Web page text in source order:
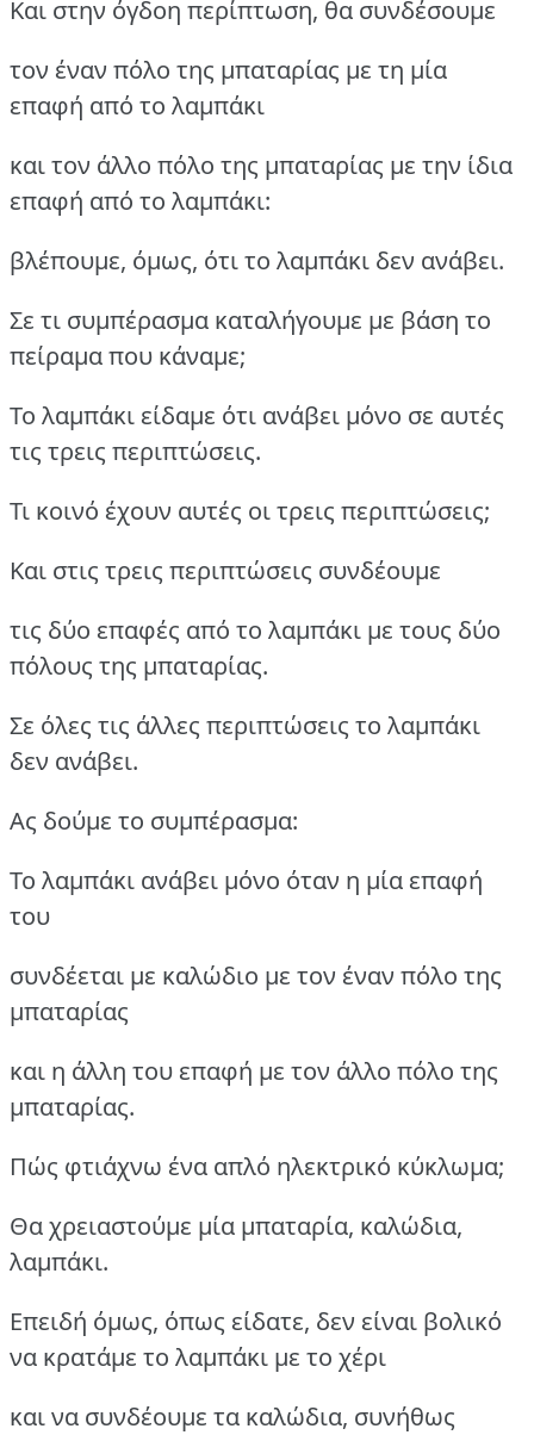
Και στην όγδοη περίπτωση, θα συνδέσουμε
τον έναν πόλο της μπαταρίας με τη μία
επαφή από το λαμπάκι
και τον άλλο πόλο της μπαταρίας με την ίδια
επαφή από το λαμπάκι:
βλέπουμε, όμως, ότι το λαμπάκι δεν ανάβει.
Σε τι συμπέρασμα καταλήγουμε με βάση το
πείραμα που κάναμε;
Το λαμπάκι είδαμε ότι ανάβει μόνο σε αυτές
τις τρεις περιπτώσεις.
Τι κοινό έχουν αυτές οι τρεις περιπτώσεις;
Και στις τρεις περιπτώσεις συνδέουμε
τις δύο επαφές από το λαμπάκι με τους δύο
πόλους της μπαταρίας.
Σε όλες τις άλλες περιπτώσεις το λαμπάκι
δεν ανάβει.
Ας δούμε το συμπέρασμα:
Το λαμπάκι ανάβει μόνο όταν η μία επαφή
του
συνδέεται με καλώδιο με τον έναν πόλο της
μπαταρίας
και η άλλη του επαφή με τον άλλο πόλο της
μπαταρίας.
Πώς φτιάχνω ένα απλό ηλεκτρικό κύκλωμα;
Θα χρειαστούμε μία μπαταρία, καλώδια,
λαμπάκι.
Επειδή όμως, όπως είδατε, δεν είναι βολικό
να κρατάμε το λαμπάκι με το χέρι
και να συνδέουμε τα καλώδια, συνήθως